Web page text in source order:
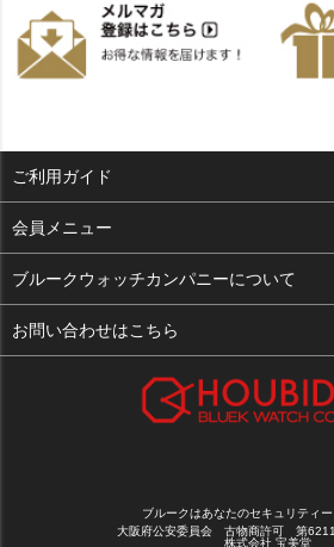
ご利用ガイド
よくある質問
支払い・送料
お客様の声
会員メニュー
ログイン
お気に入り
ブルークウォッチカンパニーについて
会社概要
お問い合わせはこちら
ブルークはあなたのセキュリティ
大阪府公安委員会 古物商許可 第
株式会社 宝美堂